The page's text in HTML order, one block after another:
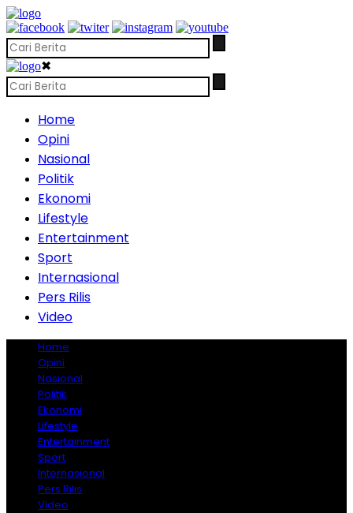
✖
Home
Opini
Nasional
Politik
Ekonomi
Lifestyle
Entertainment
Sport
Internasional
Pers Rilis
Video
Home
Opini
Nasional
Politik
Ekonomi
Lifestyle
Entertainment
Sport
Internasional
Pers Rilis
Video